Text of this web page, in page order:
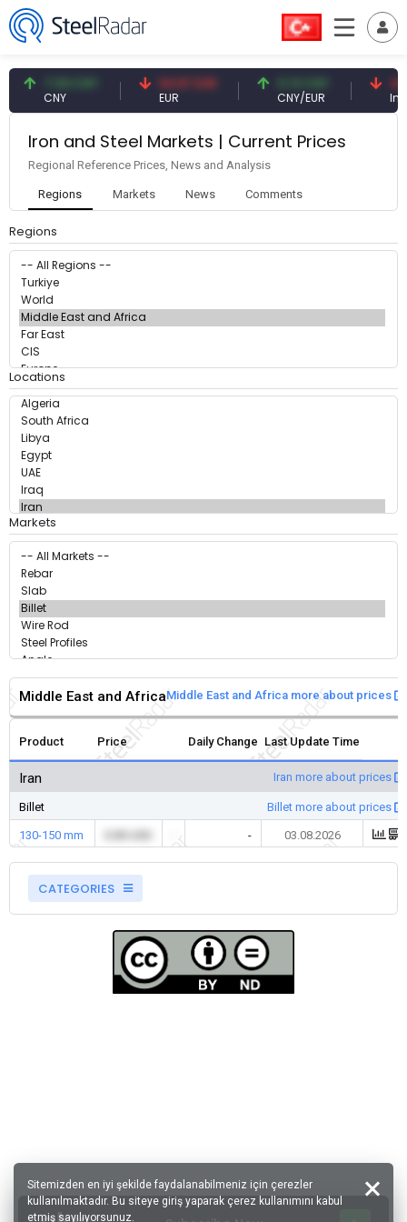
CNY
54.87 EUR
EUR CNY/EUR
Iron and Steel Markets | Current Prices
Regional Reference Prices, News and Analysis
Regions Markets News Comments
Regions
Locations
Markets
Middle East and AfricaMiddle East and Africa more about prices
Product Price Daily Change Last Update Time
Iran Iran more about prices
Billet Billet more about prices
130-150 mm - 03.08.2026
CATEGORIES
Sitemizden en iyi şekilde faydalanabilmeniz için çerezler
kullanılmaktadır. Bu siteye giriş yaparak çerez kullanımını kabul
etmiş sayılıyorsunuz.